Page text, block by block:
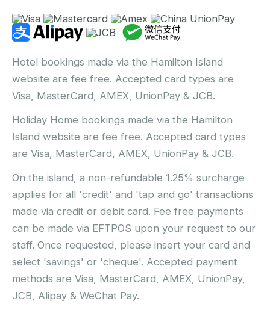
Hotel bookings made via the Hamilton Island
website are fee free. Accepted card types are
Visa, MasterCard, AMEX, UnionPay & JCB.
Holiday Home bookings made via the Hamilton
Island website are fee free. Accepted card types
are Visa, MasterCard, AMEX, UnionPay & JCB.
On the island, a non-refundable 1.25% surcharge
applies for all 'credit' and 'tap and go' transactions
made via credit or debit card. Fee free payments
can be made via EFTPOS upon your request to our
staff. Once requested, please insert your card and
select 'savings' or 'cheque'. Accepted payment
methods are Visa, MasterCard, AMEX, UnionPay,
JCB, Alipay & WeChat Pay.